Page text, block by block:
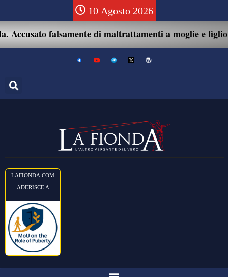
10 Agosto 2026
falsamente di maltrattamenti a moglie e figlio:
LAFIONDA.COM
ADERISCE A